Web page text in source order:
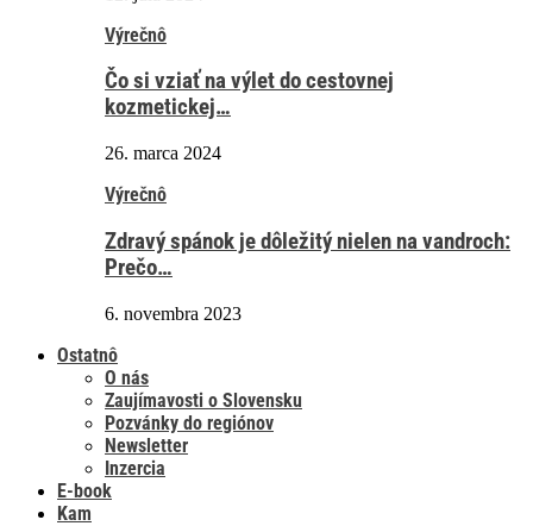
Výrečnô
Čo si vziať na výlet do cestovnej
kozmetickej…
26. marca 2024
Výrečnô
Zdravý spánok je dôležitý nielen na vandroch:
Prečo…
6. novembra 2023
Ostatnô
O nás
Zaujímavosti o Slovensku
Pozvánky do regiónov
Newsletter
Inzercia
E-book
Kam